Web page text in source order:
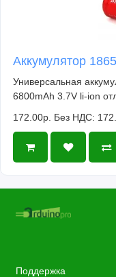
Аккумулятор
Универсальная
6800mAh 3.7V li-ion
172.00р. Без НДС:
Поддержка